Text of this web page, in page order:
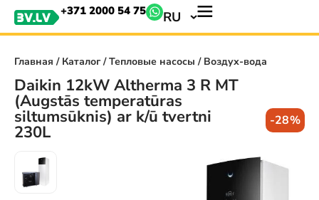
+371 2000 54 75 RU
Главная / Каталог/Тепловые насосы / Воздух-вода
Daikin 12kW Altherma 3 R MT
(Augstās temperatūras
siltumsūknis) ar k/ū tvertni
230L
-28%